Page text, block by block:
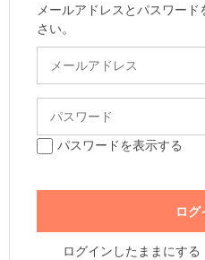
メールアドレスとパスワー
さい。
パスワードを表示する
ログインしたままにする